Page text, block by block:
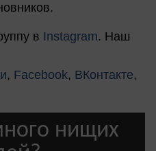
в Instagram. Наш
, Facebook, ВКонтакте,